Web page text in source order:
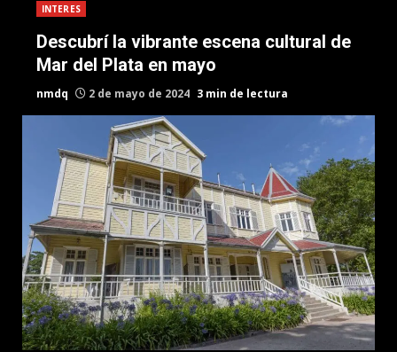
INTERES
Descubrí la vibrante escena cultural de
Mar del Plata en mayo
nmdq 2 de mayo de 2024 3 min de lectura